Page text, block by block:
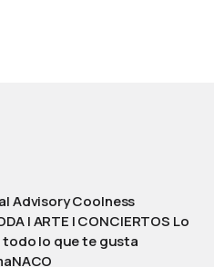
Advisory Coolness
| ARTE | CONCIERTOS Lo
todo lo que te gusta